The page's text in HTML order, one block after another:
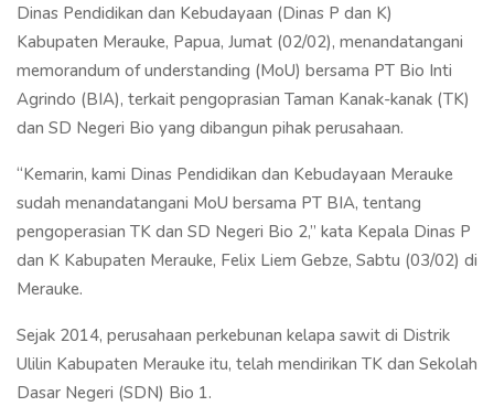
Dinas Pendidikan dan Kebudayaan (Dinas P dan K)
Kabupaten Merauke, Papua, Jumat (02/02), menandatangani
memorandum of understanding (MoU) bersama PT Bio Inti
Agrindo (BIA), terkait pengoprasian Taman Kanak-kanak (TK)
dan SD Negeri Bio yang dibangun pihak perusahaan.
“Kemarin, kami Dinas Pendidikan dan Kebudayaan Merauke
sudah menandatangani MoU bersama PT BIA, tentang
pengoperasian TK dan SD Negeri Bio 2,” kata Kepala Dinas P
dan K Kabupaten Merauke, Felix Liem Gebze, Sabtu (03/02) di
Merauke.
Sejak 2014, perusahaan perkebunan kelapa sawit di Distrik
Ulilin Kabupaten Merauke itu, telah mendirikan TK dan Sekolah
Dasar Negeri (SDN) Bio 1.